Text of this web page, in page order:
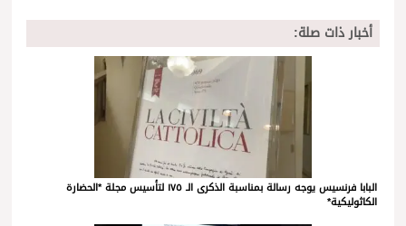
أخبار ذات صلة:
البابا فرنسيس يوجه رسالة بمناسبة الذكرى الـ ١٧٥ لتأسيس مجلة *الحضارة
الكاثوليكية*